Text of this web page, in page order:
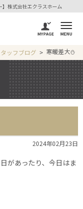
】株式会社エクラスホーム
ッフブログ 寒暖差大⛄
2024年02月23日
があったり、今日はま